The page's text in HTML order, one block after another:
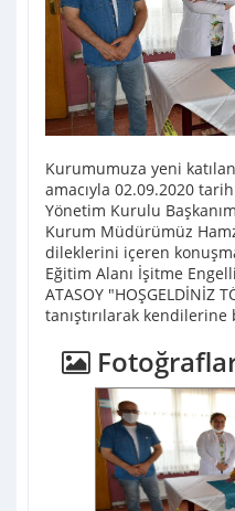
Kurumumuza yeni
amacıyla 02.09.2020
Yönetim Kurulu
Kurum Müdürümüz
dileklerini içeren
Eğitim Alanı İşitme
ATASOY "HOŞGELDİNİZ
tanıştırılarak